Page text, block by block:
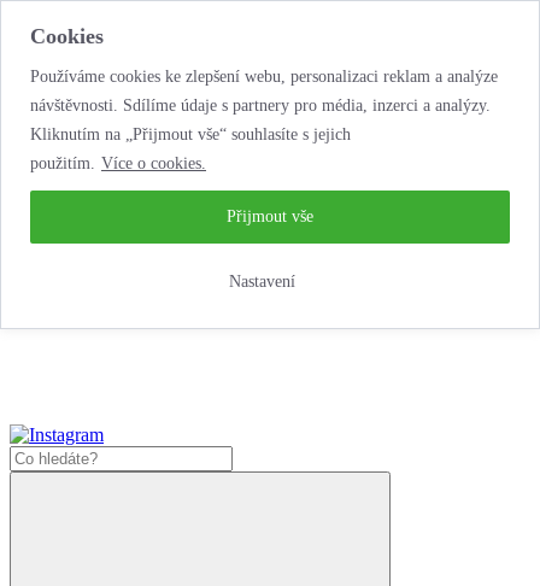
Cookies
Používáme cookies ke zlepšení webu, personalizaci reklam a analýze
návštěvnosti. Sdílíme údaje s partnery pro média, inzerci a analýzy.
Kliknutím na „Přijmout vše“ souhlasíte s jejich
použitím. Více o cookies.
Nastavení
Přijmout vše
...neobyčejná jízda životem!